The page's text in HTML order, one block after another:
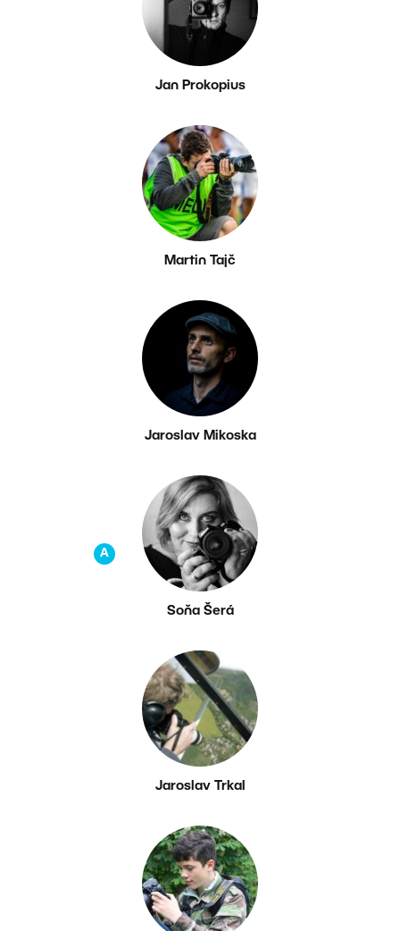
Jan Prokopius
Martin Tajč
Jaroslav Mikoska
A
Soňa Šerá
Jaroslav Trkal